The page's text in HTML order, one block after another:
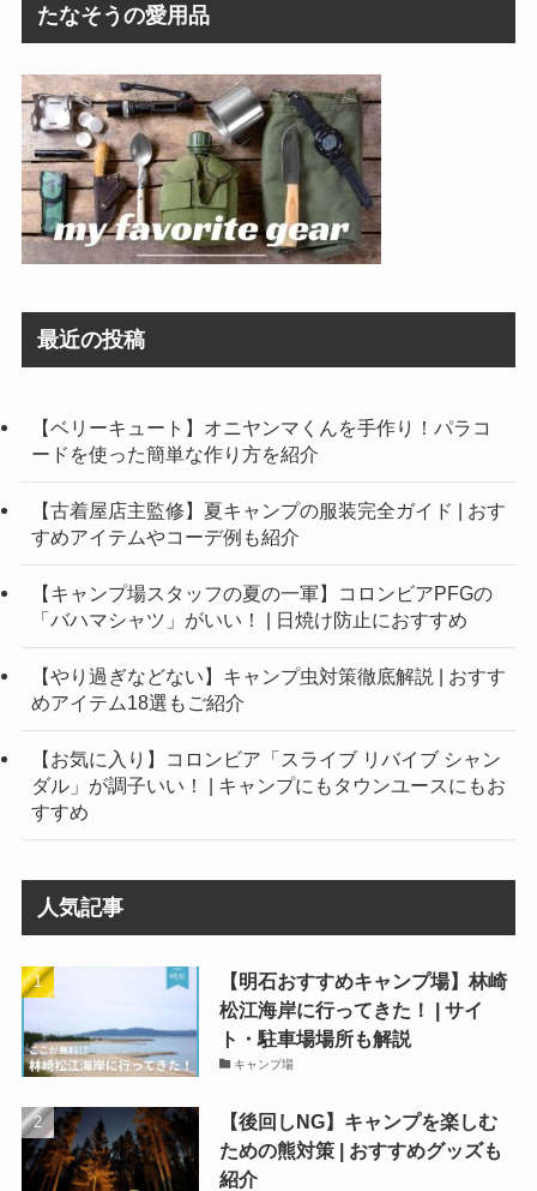
たなそうの愛用品
最近の投稿
【ベリーキュート】オニヤンマくんを手作り！パラコ
ードを使った簡単な作り方を紹介
【古着屋店主監修】夏キャンプの服装完全ガイド | おす
すめアイテムやコーデ例も紹介
【キャンプ場スタッフの夏の一軍】コロンビアPFGの
「バハマシャツ」がいい！ | 日焼け防止におすすめ
【やり過ぎなどない】キャンプ虫対策徹底解説 | おすす
めアイテム18選もご紹介
【お気に入り】コロンビア「スライブ リバイブ シャン
ダル」が調子いい！ | キャンプにもタウンユースにもお
すすめ
人気記事
【明石おすすめキャンプ場】林崎
松江海岸に行ってきた！ | サイ
ト・駐車場場所も解説
キャンプ場
【後回しNG】キャンプを楽しむ
ための熊対策 | おすすめグッズも
紹介